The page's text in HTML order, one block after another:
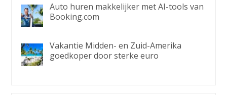
Auto huren makkelijker met AI-tools van
Booking.com
Vakantie Midden- en Zuid-Amerika
goedkoper door sterke euro